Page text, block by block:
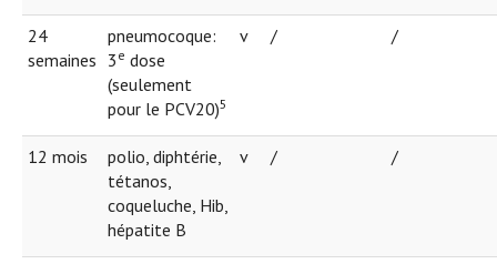
24
semaines
pneumocoque:
3 e dose
(seulement
pour le PCV20)5
v / /
12 mois
polio, diphtérie,
tétanos,
coqueluche, Hib,
hépatite B
v / /